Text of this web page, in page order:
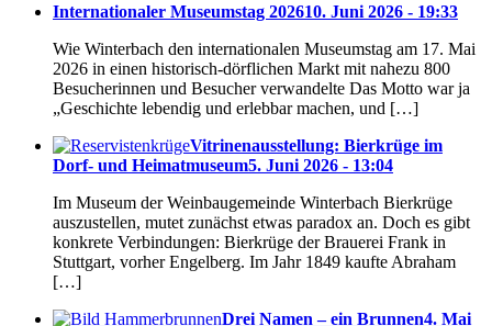
Internationaler Museumstag 202610. Juni 2026 - 19:33
Wie Winterbach den internationalen Museumstag am 17. Mai
2026 in einen historisch-dörflichen Markt mit nahezu 800
Besucherinnen und Besucher verwandelte Das Motto war ja
„Geschichte lebendig und erlebbar machen, und […]
Vitrinenausstellung: Bierkrüge im
Dorf- und Heimatmuseum5. Juni 2026 - 13:04
Im Museum der Weinbaugemeinde Winterbach Bierkrüge
auszustellen, mutet zunächst etwas paradox an. Doch es gibt
konkrete Verbindungen: Bierkrüge der Brauerei Frank in
Stuttgart, vorher Engelberg. Im Jahr 1849 kaufte Abraham
[…]
Drei Namen – ein Brunnen4. Mai